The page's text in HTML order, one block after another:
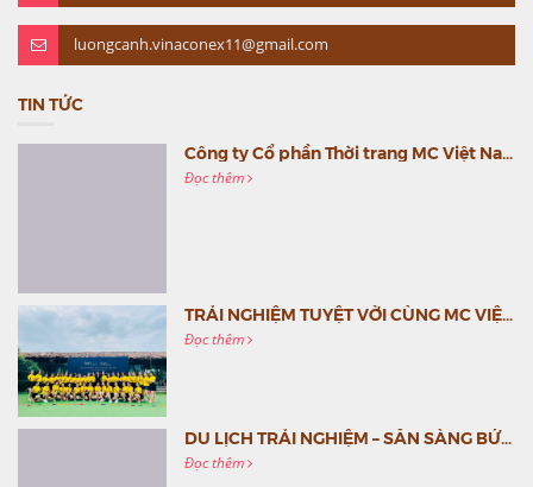
luongcanh.vinaconex11@gmail.com
TIN TỨC
Công ty Cổ phần Thời trang MC Việt Nam (MC Fashion) tổ chức Gala mừng sinh nhật lần thứ 9
Đọc thêm
TRẢI NGHIỆM TUYỆT VỜI CÙNG MC VIỆT NAM
Đọc thêm
DU LỊCH TRẢI NGHIỆM – SẴN SÀNG BỨT PHÁ CÙNG MC VIỆT NAM
Đọc thêm